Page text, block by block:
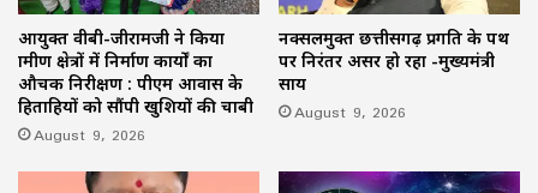
आयुक्त वीबी-जीरामजी ने किया
ग्रामीण क्षेत्रों में निर्माण कार्यों का
औचक निरीक्षण : पीएम आवास के
हितग्राहियों को सौंपी खुशियों की चाबी
August 9, 2026
नक्सलमुक्त छत्तीसगढ़ प्रगति के पथ
पर निरंतर अग्रसर हो रहा -मुख्यमंत्री
साय
August 9, 2026